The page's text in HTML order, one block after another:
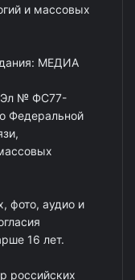
и массовых
МЕДИА
Эл № ФС77-
Федеральной
фото, аудио и
16 лет.
российских